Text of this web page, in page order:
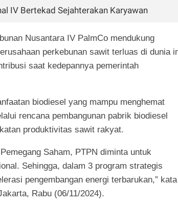
IV Bertekad Sejahterakan Karyawan
Nusantara IV PalmCo mendukung
perkebunan sawit terluas di dunia
saat kedepannya pemerintah
biodiesel yang mampu menghemat
rencana pembangunan pabrik biodiesel
produktivitas sawit rakyat.
Saham, PTPN diminta untuk
Sehingga, dalam 3 program strategis
pengembangan energi terbarukan,” kata
Rabu (06/11/2024).